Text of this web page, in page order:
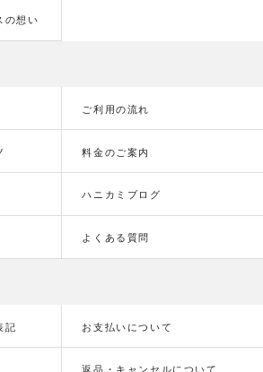
の想い
ご利用の流れ
料金のご案内
ハニカミブログ
よくある質問
記 お支払いについて
返品・キャンセルについて